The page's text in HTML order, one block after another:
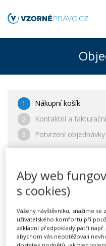
1 Nákupní košík
2 Kontaktní a
3 Potvrzení objednávky
Podnikání
2 471 Kč
Aby web
s cookies)
Vážený návštěvníku, snažíme
uživatelského komfortu při
základní předpoklady patří
abychom vás neobtěžovali